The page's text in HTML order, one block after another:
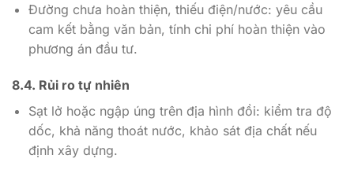
Đường chưa hoàn thiện, thiếu điện/nước: yêu cầu
cam kết bằng văn bản, tính chi phí hoàn thiện vào
phương án đầu tư.
8.4. Rủi ro tự nhiên
Sạt lở hoặc ngập úng trên địa hình đồi: kiểm tra độ
dốc, khả năng thoát nước, khảo sát địa chất nếu
định xây dựng.